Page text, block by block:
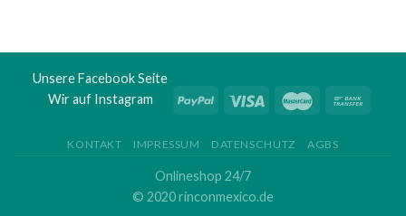
Unsere Facebook Seite
Wir auf Instagram
KONTAKT IMPRESSUM DATENSCHUTZ AGBS
Onlineshop 24/7
© 2020 rinconmexico.de